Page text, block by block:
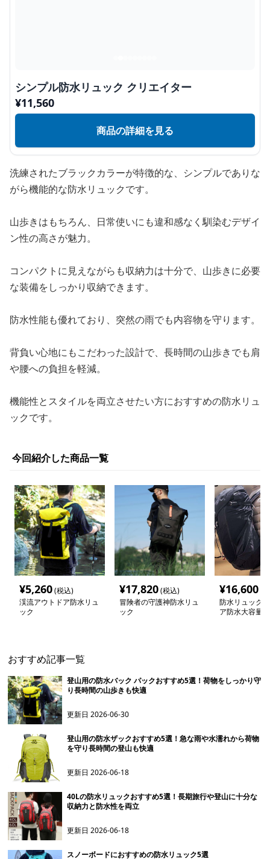
シンプル防水リュック クリエイター
¥11,560
商品の詳細を見る
洗練されたブラックカラーが特徴的な、シンプルでありな
がら機能的な防水リュックです。
山歩きはもちろん、日常使いにも違和感なく馴染むデザイ
ン性の高さが魅力。
コンパクトに見えながらも収納力は十分で、山歩きに必要
な装備をしっかり収納できます。
防水性能も優れており、突然の雨でも内容物を守ります。
背負い心地にもこだわった設計で、長時間の山歩きでも肩
や腰への負担を軽減。
機能性とスタイルを両立させたい方におすすめの防水リュ
ックです。
今回紹介した商品一覧
¥5,260(税込)
渓流アウトドア防水リュ
ック
¥17,820(税込)
冒険者の守護神防水リュ
ック
¥16,600
防水リュック
ア防水大容量
おすすめ記事一覧
登山用の防水バック パックおすすめ5選！荷物をしっかり守
り長時間の山歩きも快適
更新日2026-06-30
登山用の防水ザックおすすめ5選！急な雨や水濡れから荷物
を守り長時間の登山も快適
更新日2026-06-18
40Lの防水リュックおすすめ5選！長期旅行や登山に十分な
収納力と防水性を両立
更新日2026-06-18
スノーボードにおすすめの防水リュック5選